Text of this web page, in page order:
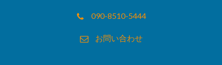
090-8510-5444
お問い合わせ